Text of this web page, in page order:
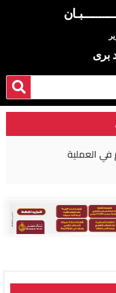
برى
في العملية